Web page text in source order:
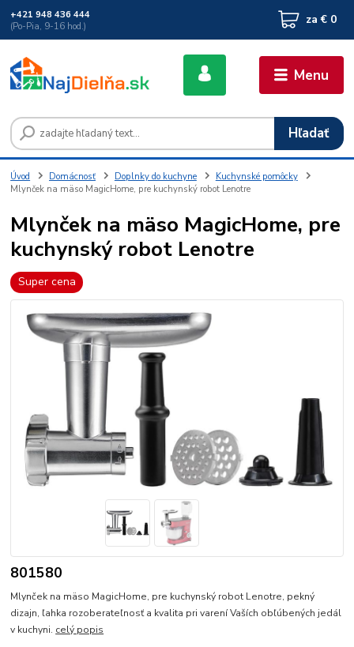
Menu
Hľadať
+421 948 436 444
(Po-Pia, 9-16 hod.)
za € 0
Úvod Domácnosť Doplnky do kuchyne
Kuchynské pomôcky
Mlynček na mäso MagicHome, pre kuchynský robot Lenotre
Mlynček na mäso MagicHome, pre
kuchynský robot Lenotre
Super cena
801580
Mlynček na mäso MagicHome, pre kuchynský robot Lenotre, pekný
dizajn, ľahka rozoberateľnosť a kvalita pri varení Vaších obľúbených jedál
v kuchyni. celý popis